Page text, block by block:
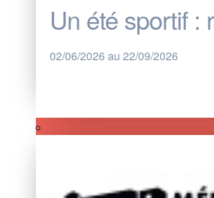
Un été sportif :
02/06/2026 au 22/09/2026